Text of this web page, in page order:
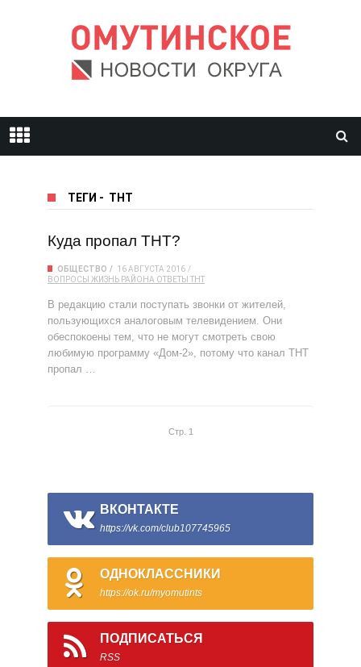
ТЕГИ - ТНТ
Куда пропал ТНТ?
ОБЩЕСТВО
16 АВГУСТА 2016
ВОПРОСЫ ЖИЗНЬ РАЙОНА ОТВЕТЫ ТНТ
В редакцию стали поступать звонки от жителей,
пользующихся аналоговым телевидением. Они
обеспокоены тем, что не могут смотреть свою
любимую программу «Дом-2», потому что канал ТНТ
пропал …
Стр. 1
ВКОНТАКТЕ
https://vk.com/club107745965
ОДНОКЛАССНИКИ
https://ok.ru/myomutints
ПОДПИСАТЬСЯ
RSS